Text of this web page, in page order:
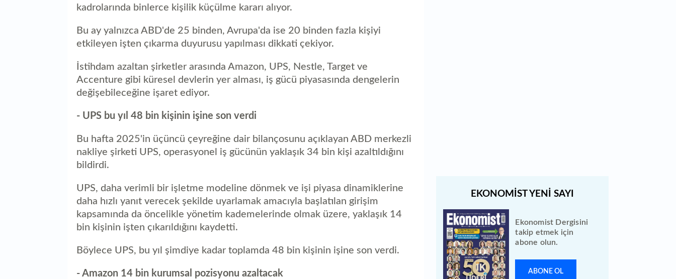
kadrolarında binlerce kişilik küçülme kararı alıyor.
Bu ay yalnızca ABD'de 25 binden, Avrupa'da ise 20 binden fazla kişiyi
etkileyen işten çıkarma duyurusu yapılması dikkati çekiyor.
İstihdam azaltan şirketler arasında Amazon, UPS, Nestle, Target ve
Accenture gibi küresel devlerin yer alması, iş gücü piyasasında dengelerin
değişebileceğine işaret ediyor.
- UPS bu yıl 48 bin kişinin işine son verdi
Bu hafta 2025'in üçüncü çeyreğine dair bilançosunu açıklayan ABD merkezli
nakliye şirketi UPS, operasyonel iş gücünün yaklaşık 34 bin kişi azaltıldığını
bildirdi.
UPS, daha verimli bir işletme modeline dönmek ve işi piyasa dinamiklerine
daha hızlı yanıt verecek şekilde uyarlamak amacıyla başlatılan girişim
kapsamında da öncelikle yönetim kademelerinde olmak üzere, yaklaşık 14
bin kişinin işten çıkarıldığını kaydetti.
Böylece UPS, bu yıl şimdiye kadar toplamda 48 bin kişinin işine son verdi.
- Amazon 14 bin kurumsal pozisyonu azaltacak
Ekonomist Dergisini
takip etmek için
abone olun.
ABONE OL